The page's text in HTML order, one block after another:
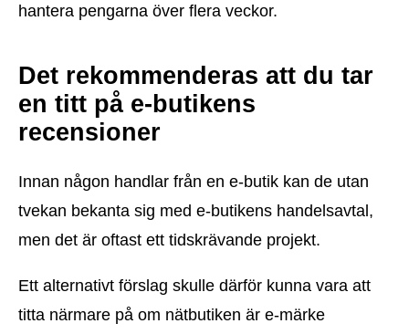
hantera pengarna över flera veckor.
Det rekommenderas att du tar
en titt på e-butikens
recensioner
Innan någon handlar från en e-butik kan de utan
tvekan bekanta sig med e-butikens handelsavtal,
men det är oftast ett tidskrävande projekt.
Ett alternativt förslag skulle därför kunna vara att
titta närmare på om nätbutiken är e-märke